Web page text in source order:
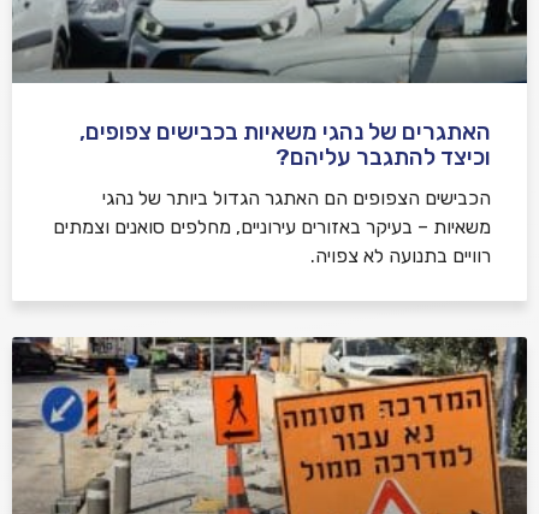
האתגרים של נהגי משאיות בכבישים צפופים,
וכיצד להתגבר עליהם?
הכבישים הצפופים הם האתגר הגדול ביותר של נהגי
משאיות – בעיקר באזורים עירוניים, מחלפים סואנים וצמתים
רוויים בתנועה לא צפויה.